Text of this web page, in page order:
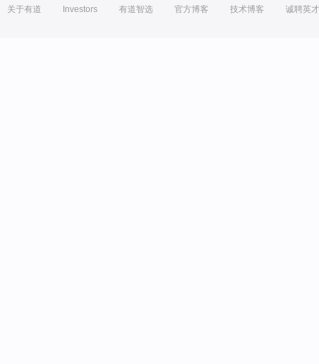
关于有道 Investors 有道智选 官方博客 技术博客 诚聘英才